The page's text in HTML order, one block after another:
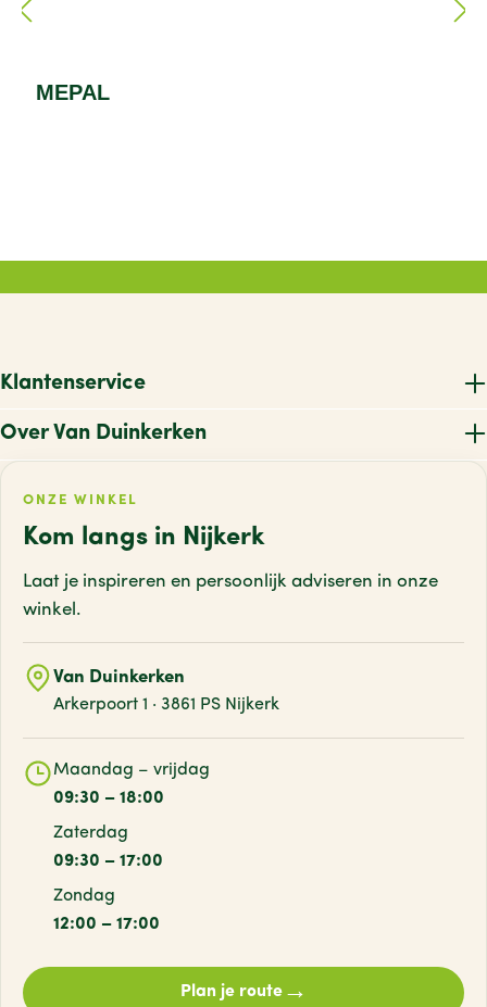
MEPAL
Klantenservice
Over Van Duinkerken
ONZE WINKEL
Kom langs in Nijkerk
Laat je inspireren en persoonlijk adviseren in onze
winkel.
Van Duinkerken
Arkerpoort 1 · 3861 PS Nijkerk
Maandag – vrijdag
09:30 – 18:00
Zaterdag
09:30 – 17:00
Zondag
12:00 – 17:00
Plan je route→